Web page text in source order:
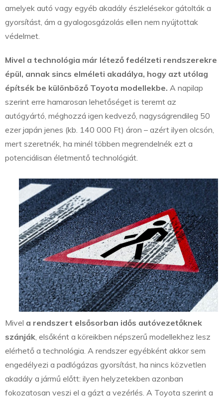
amelyek autó vagy egyéb akadály észlelésekor gátolták a
gyorsítást, ám a gyalogosgázolás ellen nem nyújtottak
védelmet.
Mivel a technológia már létező fedélzeti rendszerekre
épül, annak sincs elméleti akadálya, hogy azt utólag
építsék be különböző Toyota modellekbe. A napilap
szerint erre hamarosan lehetőséget is teremt az
autógyártó, méghozzá igen kedvező, nagyságrendileg 50
ezer japán jenes (kb. 140 000 Ft) áron – azért ilyen olcsón,
mert szeretnék, ha minél többen megrendelnék ezt a
potenciálisan életmentő technológiát.
Mivel a rendszert elsősorban idős autóvezetőknek
szánják, elsőként a köreikben népszerű modellekhez lesz
elérhető a technológia. A rendszer egyébként akkor sem
engedélyezi a padlógázas gyorsítást, ha nincs közvetlen
akadály a jármű előtt: ilyen helyzetekben azonban
fokozatosan veszi el a gázt a vezérlés. A Toyota szerint a